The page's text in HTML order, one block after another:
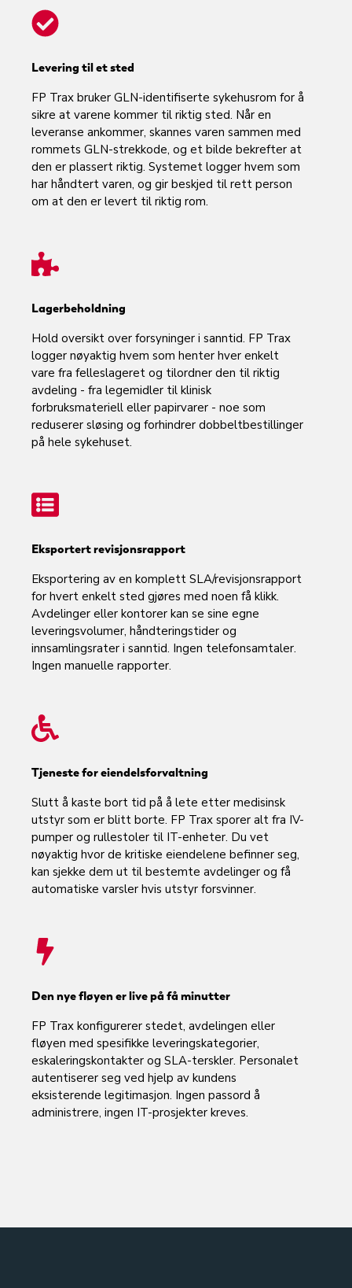
Levering til et sted
FP Trax bruker GLN-identifiserte sykehusrom for å
sikre at varene kommer til riktig sted. Når en
leveranse ankommer, skannes varen sammen med
rommets GLN-strekkode, og et bilde bekrefter at
den er plassert riktig. Systemet logger hvem som
har håndtert varen, og gir beskjed til rett person
om at den er levert til riktig rom.
Lagerbeholdning
Hold oversikt over forsyninger i sanntid. FP Trax
logger nøyaktig hvem som henter hver enkelt
vare fra felleslageret og tilordner den til riktig
avdeling - fra legemidler til klinisk
forbruksmateriell eller papirvarer - noe som
reduserer sløsing og forhindrer dobbeltbestillinger
på hele sykehuset.
Eksportert revisjonsrapport
Eksportering av en komplett SLA/revisjonsrapport
for hvert enkelt sted gjøres med noen få klikk.
Avdelinger eller kontorer kan se sine egne
leveringsvolumer, håndteringstider og
innsamlingsrater i sanntid. Ingen telefonsamtaler.
Ingen manuelle rapporter.
Tjeneste for eiendelsforvaltning
Slutt å kaste bort tid på å lete etter medisinsk
utstyr som er blitt borte. FP Trax sporer alt fra IV-
pumper og rullestoler til IT-enheter. Du vet
nøyaktig hvor de kritiske eiendelene befinner seg,
kan sjekke dem ut til bestemte avdelinger og få
automatiske varsler hvis utstyr forsvinner.
Den nye fløyen er live på få minutter
FP Trax konfigurerer stedet, avdelingen eller
fløyen med spesifikke leveringskategorier,
eskaleringskontakter og SLA-terskler. Personalet
autentiserer seg ved hjelp av kundens
eksisterende legitimasjon. Ingen passord å
administrere, ingen IT-prosjekter kreves.